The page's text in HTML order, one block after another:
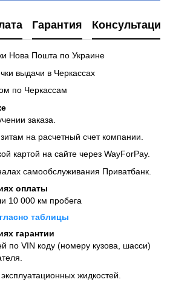
Гарантия Консультация
Нова Пошта по Украине
выдачи в Черкассах
по Черкассам
заказа.
на расчетный счет компании.
картой на сайте через WayForPay.
самообслуживания Приватбанк.
оплаты
10 000 км пробега
таблицы
гарантии
по VIN коду (номеру кузова, шасси)
жидкостей.